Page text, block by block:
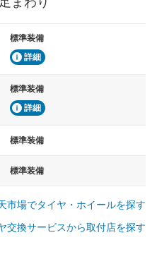
標準装備
詳細
標準装備
詳細
標準装備
標準装備
市場でタイヤ・ホイールを探す
交換サービスから取付店を探す